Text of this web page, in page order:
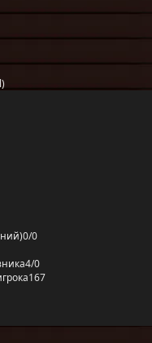
0/0
4/0
167